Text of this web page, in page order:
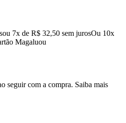
ou 7x de R$ 32,50 sem jurosOu 10x
Magaluou
seguir com a compra. Saiba mais